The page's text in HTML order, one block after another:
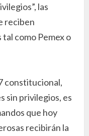
las
reciben
como Pemex o
constitucional,
sin privilegios, es
que hoy
recibirán la